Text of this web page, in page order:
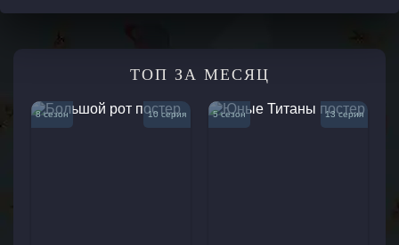
ТОП ЗА МЕСЯЦ
8 сезон 10 серия 5 сезон 13 серия